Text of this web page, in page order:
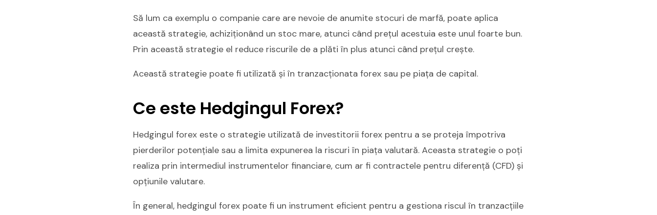
Să lum ca exemplu o companie care are nevoie de anumite stocuri de marfă, poate aplica
această strategie, achiziționând un stoc mare, atunci când prețul acestuia este unul foarte bun.
Prin această strategie el reduce riscurile de a plăti în plus atunci când prețul crește.
Această strategie poate fi utilizată și în tranzacționata forex sau pe piața de capital.
Ce este Hedgingul Forex?
Hedgingul forex este o strategie utilizată de investitorii forex pentru a se proteja împotriva
pierderilor potențiale sau a limita expunerea la riscuri în piața valutară. Aceasta strategie o poți
realiza prin intermediul instrumentelor financiare, cum ar fi contractele pentru diferență (CFD) și
opțiunile valutare.
În general, hedgingul forex poate fi un instrument eficient pentru a gestiona riscul în tranzacțiile